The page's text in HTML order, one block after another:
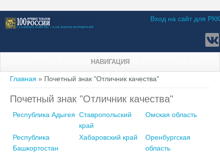
Вход на сайт для РКК
НАВИГАЦИЯ
Вы здесь
Главная » Почетный знак "Отличник качества"
Почетный знак "Отличник качества"
Республика Адыгея Ставропольский
край
Омская область
Республика
Башкортостан
Хабаровский край
Оренбургская
область